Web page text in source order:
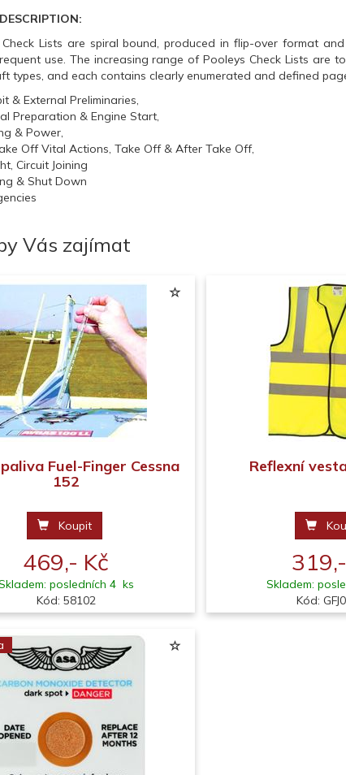
Lists are spiral bound, produced in flip-over format
use. The increasing range of Pooleys Check Lists are
types, and each contains clearly enumerated and defined
& External Preliminaries,
Preparation & Engine Start,
& Power,
Off Vital Actions, Take Off & After Take Off,
Circuit Joining
& Shut Down
Vás zajímat
Fuel-Finger Cessna
152
Koupit
469,- Kč
posledních 4 ks
Kód: 58102
Reflexní
Skladem:
Kód: